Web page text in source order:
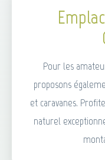
Pour les
proposons
et caravanes.
naturel